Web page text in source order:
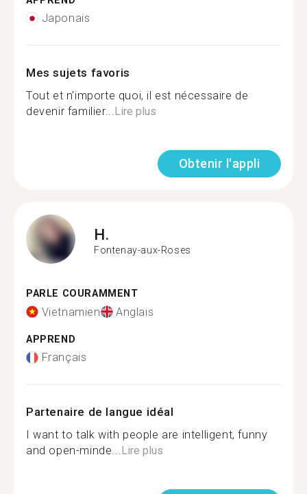
Japonais
Mes sujets favoris
Tout et n'importe quoi, il est nécessaire de
devenir familier...Lire plus
Obtenir l'appli
H.
Fontenay-aux-Roses
PARLE COURAMMENT
Vietnamien Anglais
APPREND
Français
Partenaire de langue idéal
I want to talk with people are intelligent, funny
and open-minde...Lire plus